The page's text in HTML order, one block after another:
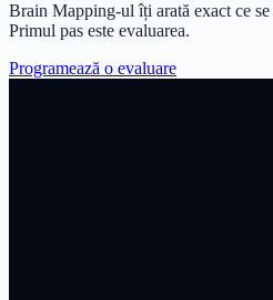
Brain Mapping-ul îți arată exact ce
Primul pas este evaluarea.
Programează o evaluare